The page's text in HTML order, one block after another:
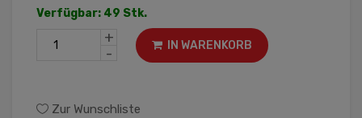
Verfügbar: 49 Stk.
+
-
IN WARENKORB
Zur Wunschliste